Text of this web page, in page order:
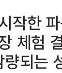
작한
체험
되는